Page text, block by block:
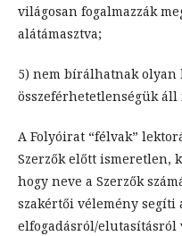
világosan fogalmazzák
alátámasztva;
5) nem bírálhatnak olyan
összeférhetetlenségük áll
A Folyóirat “félvak”
Szerzők előtt ismeretlen,
hogy neve a Szerzők
szakértői vélemény segíti
elfogadásról/elutasításról